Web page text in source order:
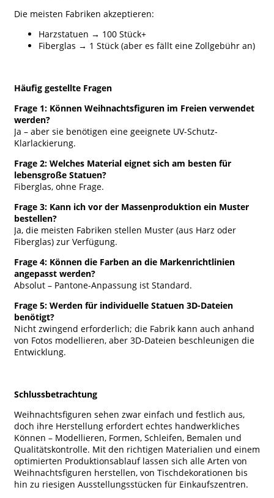
Die meisten Fabriken akzeptieren:
Harzstatuen → 100 Stück+
Fiberglas → 1 Stück (aber es fällt eine Zollgebühr an)
Häufig gestellte Fragen
Frage 1: Können Weihnachtsfiguren im Freien verwendet
werden?
Ja – aber sie benötigen eine geeignete UV-Schutz-
Klarlackierung.
Frage 2: Welches Material eignet sich am besten für
lebensgroße Statuen?
Fiberglas, ohne Frage.
Frage 3: Kann ich vor der Massenproduktion ein Muster
bestellen?
Ja, die meisten Fabriken stellen Muster (aus Harz oder
Fiberglas) zur Verfügung.
Frage 4: Können die Farben an die Markenrichtlinien
angepasst werden?
Absolut – Pantone-Anpassung ist Standard.
Frage 5: Werden für individuelle Statuen 3D-Dateien
benötigt?
Nicht zwingend erforderlich; die Fabrik kann auch anhand
von Fotos modellieren, aber 3D-Dateien beschleunigen die
Entwicklung.
Schlussbetrachtung
Weihnachtsfiguren sehen zwar einfach und festlich aus,
doch ihre Herstellung erfordert echtes handwerkliches
Können – Modellieren, Formen, Schleifen, Bemalen und
Qualitätskontrolle. Mit den richtigen Materialien und einem
optimierten Produktionsablauf lassen sich alle Arten von
Weihnachtsfiguren herstellen, von Tischdekorationen bis
hin zu riesigen Ausstellungsstücken für Einkaufszentren.